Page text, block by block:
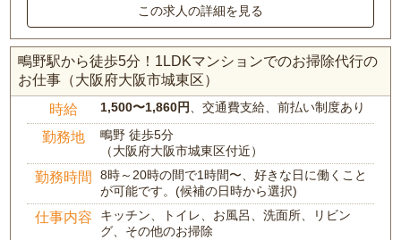
この求人の詳細を見る
鴫野駅から徒歩5分！1LDKマンションでのお掃除代行の
お仕事（大阪府大阪市城東区）
時給 1,500〜1,860円、交通費支給、前払い制度あり
勤務地
鴫野 徒歩5分
（大阪府大阪市城東区付近）
勤務時間
8時～20時の間で1時間〜、好きな日に働くこと
が可能です。(候補の日時から選択)
仕事内容
キッチン、トイレ、お風呂、洗面所、リビン
グ、その他のお掃除